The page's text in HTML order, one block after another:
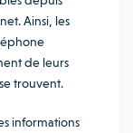
Ainsi, les
de leurs
trouvent.
informations